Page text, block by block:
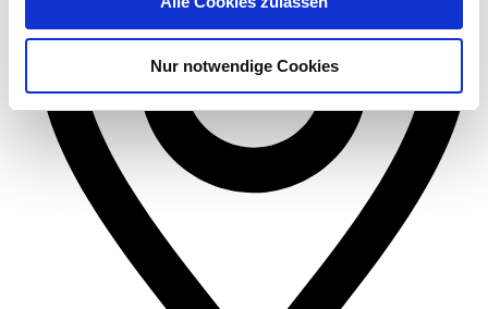
Nur notwendige Cookies